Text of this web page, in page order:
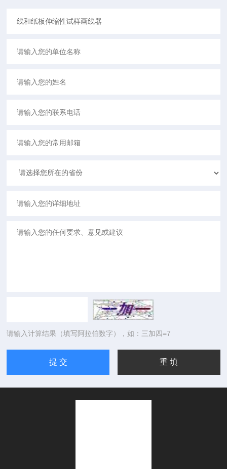
请输入计算结果（填写阿拉伯数字），如：三加四=7